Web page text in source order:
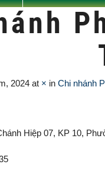
2024 at × in Chi nhánh
Hiệp 07, KP 10,